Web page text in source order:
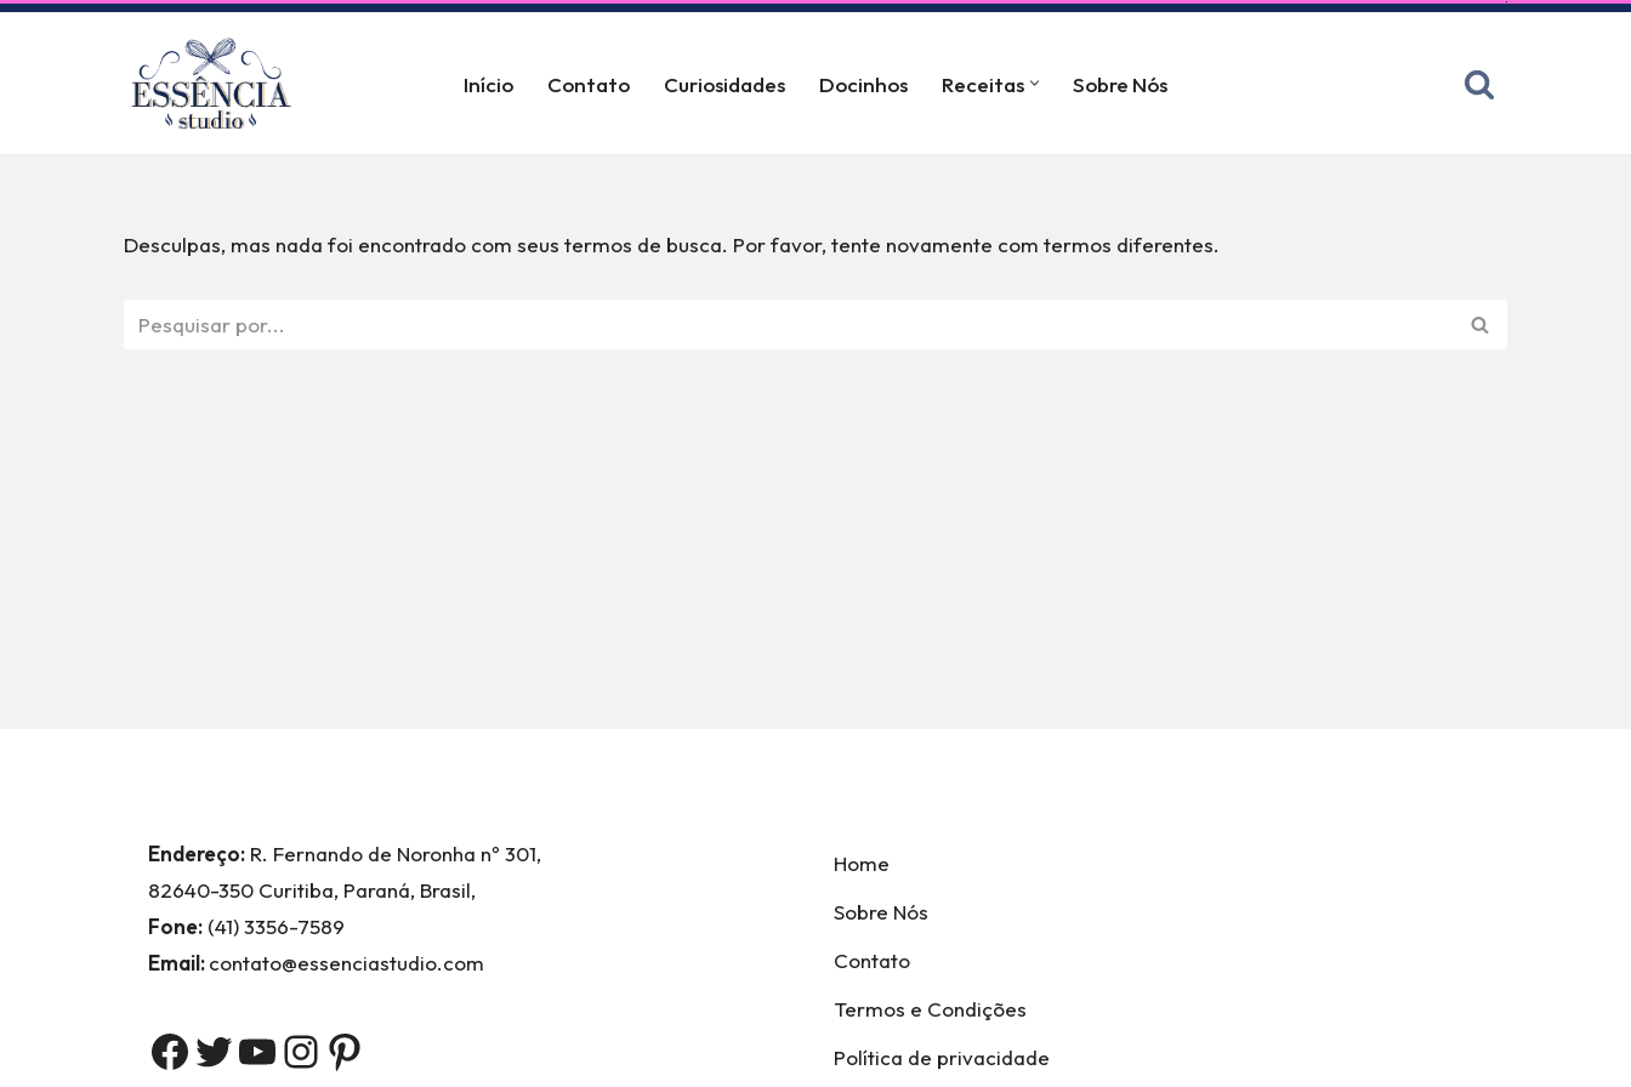
Início Contato Curiosidades Docinhos Receitas Sobre Nós
Desculpas, mas nada foi encontrado com seus termos de busca. Por favor, tente novamente com termos diferentes.
Endereço: R. Fernando de Noronha nº 301,
82640-350 Curitiba, Paraná, Brasil,
Fone: (41) 3356-7589
Email:contato@essenciastudio.com
Home
Sobre Nós
Contato
Termos e Condições
Política de privacidade